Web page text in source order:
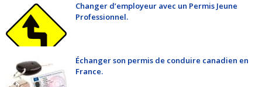
Changer d’employeur avec un Permis Jeune
Professionnel.
Échanger son permis de conduire canadien en
France.